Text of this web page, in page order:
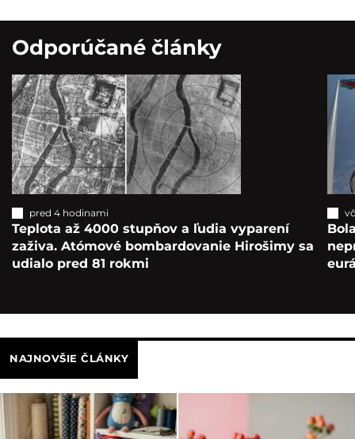
Odporúčané články
pred 4 hodinami
Teplota až 4000 stupňov a ľudia vyparení
zaživa. Atómové bombardovanie Hirošimy sa
udialo pred 81 rokmi
NAJNOVŠIE ČLÁNKY